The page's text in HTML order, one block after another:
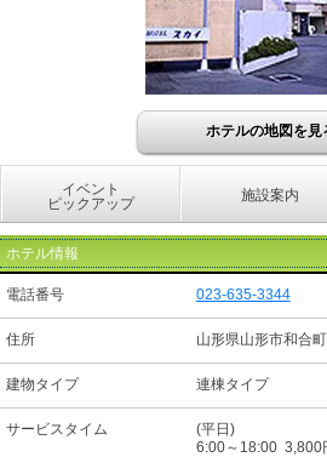
ホテルの地図を見
イベント
ピックアップ
施設案内
ホテル情報
電話番号 023-635-3344
住所 山形県山形市和合
建物タイプ 連棟タイプ
サービスタイム
(平日)
6:00～18:00 3,800